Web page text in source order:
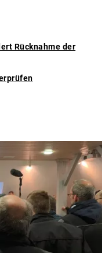
Rücknahme der